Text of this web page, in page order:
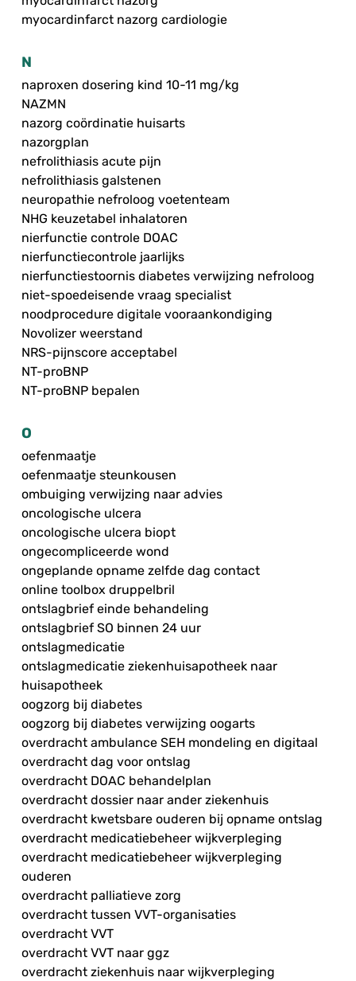
myocardinfarct nazorg cardiologie
N
naproxen dosering kind 10-11 mg/kg
NAZMN
nazorg coördinatie huisarts
nazorgplan
nefrolithiasis acute pijn
nefrolithiasis galstenen
neuropathie nefroloog voetenteam
NHG keuzetabel inhalatoren
nierfunctie controle DOAC
nierfunctiecontrole jaarlijks
nierfunctiestoornis diabetes verwijzing nefroloog
niet-spoedeisende vraag specialist
noodprocedure digitale vooraankondiging
Novolizer weerstand
NRS-pijnscore acceptabel
NT-proBNP
NT-proBNP bepalen
O
oefenmaatje
oefenmaatje steunkousen
ombuiging verwijzing naar advies
oncologische ulcera
oncologische ulcera biopt
ongecompliceerde wond
ongeplande opname zelfde dag contact
online toolbox druppelbril
ontslagbrief einde behandeling
ontslagbrief SO binnen 24 uur
ontslagmedicatie
ontslagmedicatie ziekenhuisapotheek naar
huisapotheek
oogzorg bij diabetes
oogzorg bij diabetes verwijzing oogarts
overdracht ambulance SEH mondeling en digitaal
overdracht dag voor ontslag
overdracht DOAC behandelplan
overdracht dossier naar ander ziekenhuis
overdracht kwetsbare ouderen bij opname ontslag
overdracht medicatiebeheer wijkverpleging
overdracht medicatiebeheer wijkverpleging
ouderen
overdracht palliatieve zorg
overdracht tussen VVT-organisaties
overdracht VVT
overdracht VVT naar ggz
overdracht ziekenhuis naar wijkverpleging